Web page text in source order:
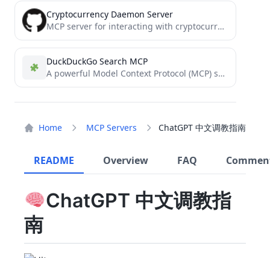
Home MCP Servers ChatGPT 中文调教指南
README Overview FAQ
ChatGPT 中文调教指
南
Cryptocurrency Daemon Server
MCP server for interacting with cryptocurrency daemon RPC interfaces (BETA)
DuckDuckGo Search MCP
A powerful Model Context Protocol (MCP) server for web search and URL content extraction using DuckDuckGo.